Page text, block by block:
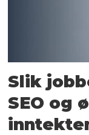
Slik
SEO og